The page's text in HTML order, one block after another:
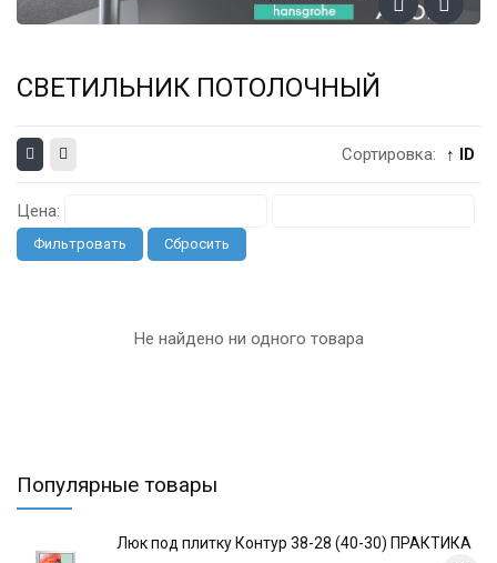
СВЕТИЛЬНИК ПОТОЛОЧНЫЙ
Сортировка: ↑ ID
Цена:
Фильтровать Сбросить
Не найдено ни одного товара
Популярные товары
Люк под плитку Контур 38-28 (40-30) ПРАКТИКА